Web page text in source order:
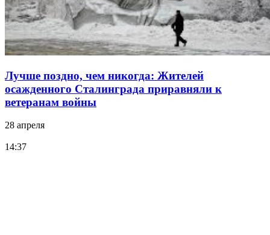
Лучше поздно, чем никогда: Жителей
осажденного Сталинграда приравняли к
ветеранам войны
28 апреля
14:37